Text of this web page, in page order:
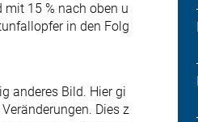
15 % nach oben u
in den Folg
anderes Bild. Hier gi
Dies z